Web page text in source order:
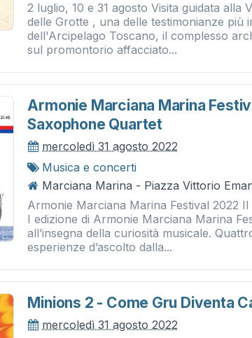
2 luglio, 10 e 31 agosto Visita guidata alla
delle Grotte , una delle testimonianze più
dell'Arcipelago Toscano, il complesso
sul promontorio affacciato...
Armonie Marciana Marina
Saxophone Quartet
mercoledì 31 agosto 2022
Musica e concerti
Marciana Marina - Piazza Vittorio
Armonie Marciana Marina Festival 2022 Il
I edizione di Armonie Marciana Marina
all’insegna della curiosità musicale.
esperienze d’ascolto dalla...
Minions 2 - Come Gru Diventa
mercoledì 31 agosto 2022